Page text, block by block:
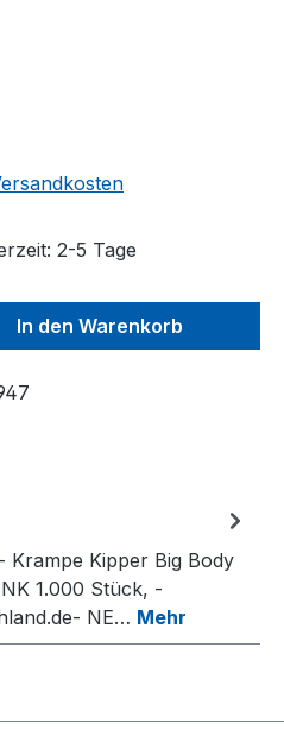
2-5 Tage
den
In den Warenkorb
Krampe Kipper Big Body
1.000 Stück, -
NE… Mehr